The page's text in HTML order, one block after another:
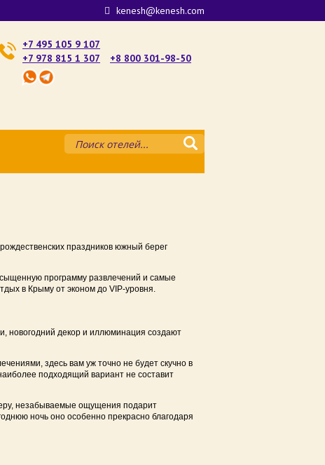
kenesh@kenesh.com
+7 495 105 9 107
+7 978 815 1 307
+8 800 301-98-50
— где лучше остановиться
у моря 2025
у моря 2025
праздников южный берег
программу развлечений и самые
в Крыму от эконом до VIP-уровня.
новогодний декор и иллюминация создают
здесь вам уж точно не будет скучно в
подходящий вариант не составит
незабываемые ощущения подарит
ночь оно особенно прекрасно благодаря